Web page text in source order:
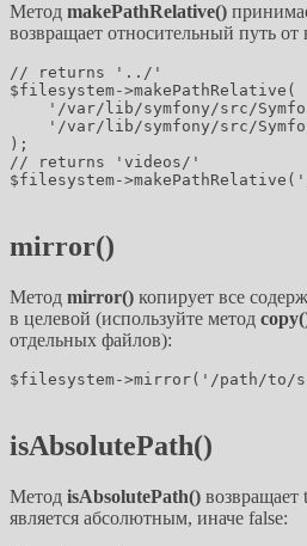
Метод makePathRelative()
возвращает относительный путь
// returns '../'
$filesystem->makePathRelative(
'/var/lib/symfony/src/
'/var/lib/symfony/src/
);
// returns 'videos/'
$filesystem-
mirror()
Метод mirror() копирует все
в целевой (используйте метод
отдельных файлов):
$filesystem->mirror('/path/
isAbsolutePath()
Метод isAbsolutePath() возвращает
является абсолютным, иначе false: